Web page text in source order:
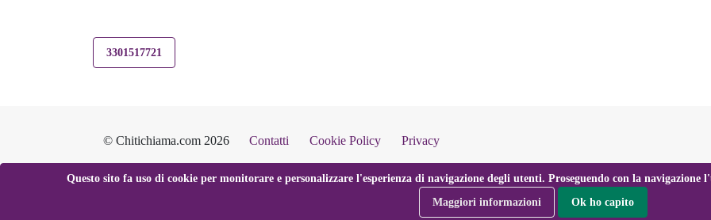
3301517721
© Chitichiama.com 2026 Contatti Cookie Policy Privacy
Questo sito fa uso di cookie per monitorare e personalizzare l'esperienza di navigazione degli utenti. Proseguendo con la
Maggiori informazioni
Ok ho capito